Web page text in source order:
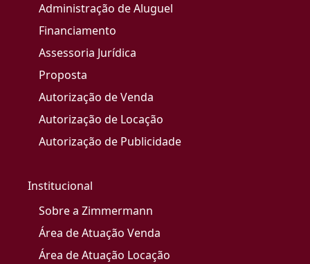
Administração de Aluguel
Financiamento
Assessoria Jurídica
Proposta
Autorização de Venda
Autorização de Locação
Autorização de Publicidade
Institucional
Sobre a Zimmermann
Área de Atuação Venda
Área de Atuação Locação